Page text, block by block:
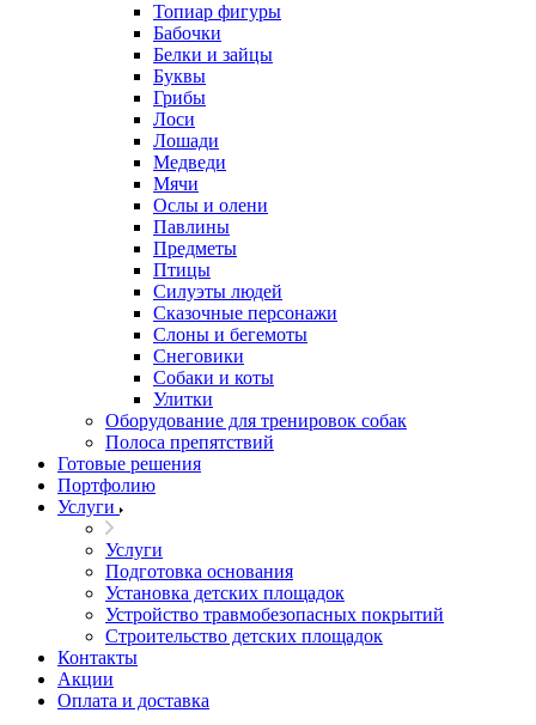
Топиар фигуры
Бабочки
Белки и зайцы
Буквы
Грибы
Лоси
Лошади
Медведи
Мячи
Ослы и олени
Павлины
Предметы
Птицы
Силуэты людей
Сказочные персонажи
Слоны и бегемоты
Снеговики
Собаки и коты
Улитки
Оборудование для тренировок собак
Полоса препятствий
Готовые решения
Портфолию
Услуги
Услуги
Подготовка основания
Установка детских площадок
Устройство травмобезопасных покрытий
Строительство детских площадок
Контакты
Акции
Оплата и доставка